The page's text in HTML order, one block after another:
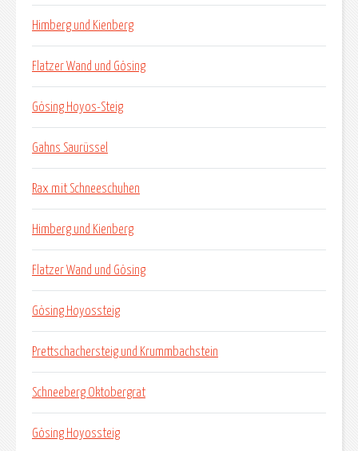
Himberg und Kienberg
Flatzer Wand und Gösing
Gösing Hoyos-Steig
Gahns Saurüssel
Rax mit Schneeschuhen
Himberg und Kienberg
Flatzer Wand und Gösing
Gösing Hoyossteig
Prettschachersteig und Krummbachstein
Schneeberg Oktobergrat
Gösing Hoyossteig